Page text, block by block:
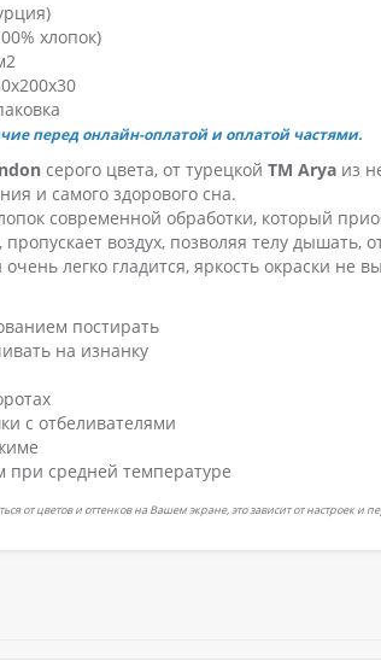
хлопок)
перед онлайн-оплатой и оплатой частями.
серого цвета, от турецкой ТМ Arya из
и самого здорового сна.
современной обработки, который
воздух, позволяя телу
легко гладится, яркость окраски не
постирать
на изнанку
с отбеливателями
при средней температуре
от цветов и оттенков на Вашем экране, это зависит от настроек и